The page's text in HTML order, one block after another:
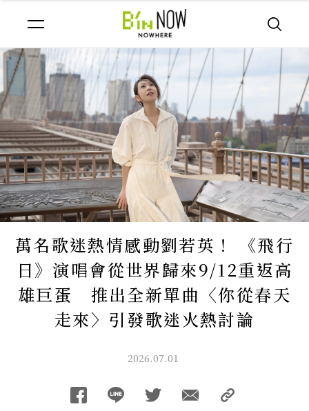
萬名歌迷熱情感動劉若英！ 《飛行
日》演唱會從世界歸來9/12重返高
雄巨蛋 推出全新單曲〈你從春天
走來〉引發歌迷火熱討論
2026.07.01